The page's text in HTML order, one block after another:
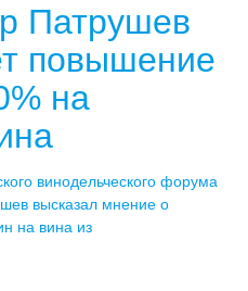
Патрушев
повышение
на
винодельческого форума
высказал мнение о
на вина из